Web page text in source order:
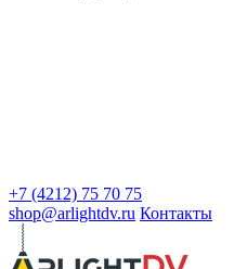
+7 (4212) 75 70 75
shop@arlightdv.ru Контакты